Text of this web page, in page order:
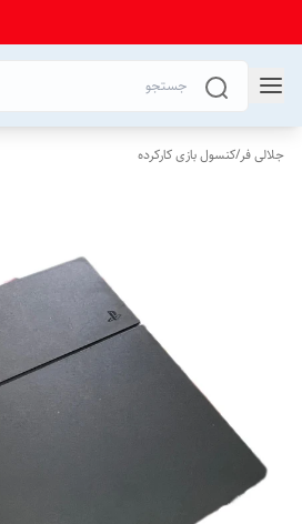
جلالی فر/کنسول بازی کارکرده